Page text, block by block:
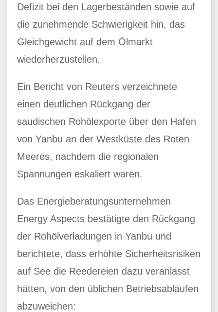
Defizit bei den Lagerbeständen sowie auf
die zunehmende Schwierigkeit hin, das
Gleichgewicht auf dem Ölmarkt
wiederherzustellen.
Ein Bericht von Reuters verzeichnete
einen deutlichen Rückgang der
saudischen Rohölexporte über den Hafen
von Yanbu an der Westküste des Roten
Meeres, nachdem die regionalen
Spannungen eskaliert waren.
Das Energieberatungsunternehmen
Energy Aspects bestätigte den Rückgang
der Rohölverladungen in Yanbu und
berichtete, dass erhöhte Sicherheitsrisiken
auf See die Reedereien dazu veranlasst
hätten, von den üblichen Betriebsabläufen
abzuweichen: